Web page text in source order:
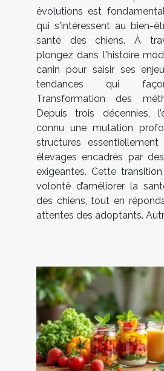
évolutions est
qui s'intéressent au bien-
santé des chiens. À
plongez dans l'histoire
canin pour saisir ses
tendances qui
Transformation des
Depuis trois décennies,
connu une mutation
structures
élevages encadrés par
exigeantes. Cette
volonté d’améliorer la
des chiens, tout en
attentes des adoptants.